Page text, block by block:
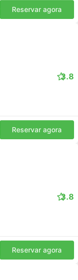
Reservar agora
3.8
Reservar agora
3.8
Reservar agora